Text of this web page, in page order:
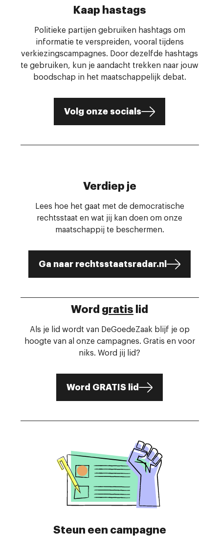
Kaap hastags
Politieke partijen gebruiken hashtags om
informatie te verspreiden, vooral tijdens
verkiezingscampagnes. Door dezelfde hashtags
te gebruiken, kun je aandacht trekken naar jouw
boodschap in het maatschappelijk debat.
Volg onze socials
Verdiep je
Lees hoe het gaat met de democratische
rechtsstaat en wat jij kan doen om onze
maatschappij te beschermen.
Ga naar rechtsstaatsradar.nl
Word gratis lid
Als je lid wordt van DeGoedeZaak blijf je op
hoogte van al onze campagnes. Gratis en voor
niks. Word jij lid?
Word GRATIS lid
Steun een campagne